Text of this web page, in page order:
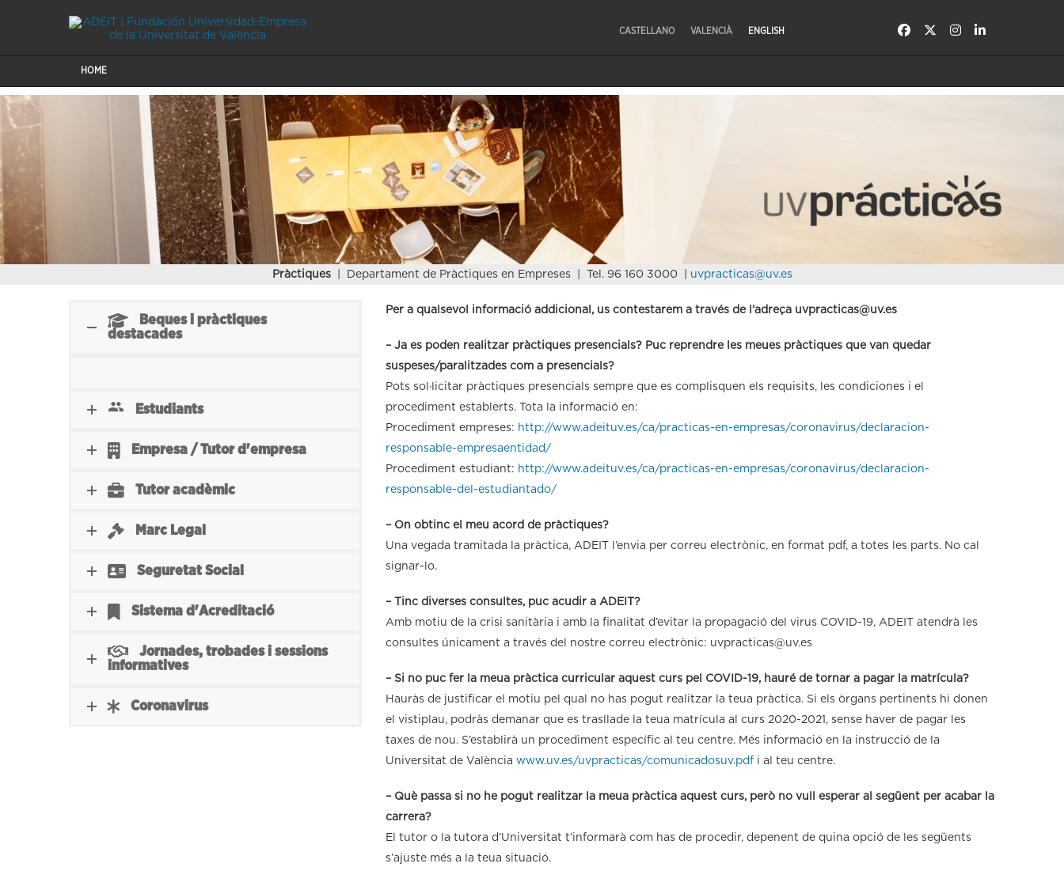
CASTELLANO VALENCIÀ ENGLISH
HOME
Pràctiques | Departament de Pràctiques en Empreses | Tel. 96 160 3000 | uvpracticas@uv.es
Beques i pràctiques
destacades
Estudiants
Empresa / Tutor d'empresa
Tutor acadèmic
Marc Legal
Seguretat Social
Sistema d'Acreditació
Jornades, trobades i sessions
informatives
Coronavirus
Per a qualsevol informació addicional, us contestarem a través de l’adreça uvpracticas@uv.es
– Ja es poden realitzar pràctiques presencials? Puc reprendre les meues pràctiques que van quedar
suspeses/paralitzades com a presencials?
Pots sol·licitar pràctiques presencials sempre que es complisquen els requisits, les condiciones i el
procediment establerts. Tota la informació en:
Procediment empreses: http://www.adeituv.es/ca/practicas-en-empresas/coronavirus/declaracion-
responsable-empresaentidad/
Procediment estudiant: http://www.adeituv.es/ca/practicas-en-empresas/coronavirus/declaracion-
responsable-del-estudiantado/
– On obtinc el meu acord de pràctiques?
Una vegada tramitada la pràctica, ADEIT l’envia per correu electrònic, en format pdf, a totes les parts. No cal
signar-lo.
– Tinc diverses consultes, puc acudir a ADEIT?
Amb motiu de la crisi sanitària i amb la finalitat d’evitar la propagació del virus COVID-19, ADEIT atendrà les
consultes únicament a través del nostre correu electrònic: uvpracticas@uv.es
– Si no puc fer la meua pràctica curricular aquest curs pel COVID-19, hauré de tornar a pagar la matrícula?
Hauràs de justificar el motiu pel qual no has pogut realitzar la teua pràctica. Si els òrgans pertinents hi donen
el vistiplau, podràs demanar que es trasllade la teua matrícula al curs 2020-2021, sense haver de pagar les
taxes de nou. S’establirà un procediment específic al teu centre. Més informació en la instrucció de la
Universitat de València www.uv.es/uvpracticas/comunicadosuv.pdf i al teu centre.
– Què passa si no he pogut realitzar la meua pràctica aquest curs, però no vull esperar al següent per acabar la
carrera?
El tutor o la tutora d’Universitat t’informarà com has de procedir, depenent de quina opció de les següents
s’ajuste més a la teua situació.